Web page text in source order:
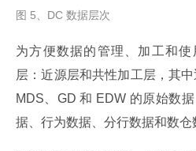
图 5、DC 数据层次
为方便数据的管理、加工和
层：近源层和共性加工层，其
MDS、GD 和 EDW 的原始数
据、行为数据、分行数据和数仓